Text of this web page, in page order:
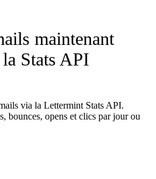
maintenant
Stats API
via la Lettermint Stats API.
bounces, opens et clics par jour ou